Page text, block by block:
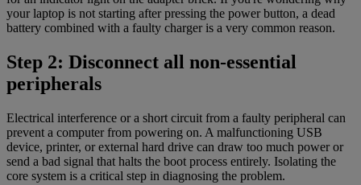
your laptop is not starting after pressing the power button, a dead
battery combined with a faulty charger is a very common reason.
Step 2: Disconnect all non-essential
peripherals
Electrical interference or a short circuit from a faulty peripheral can
prevent a computer from powering on. A malfunctioning USB
device, printer, or external hard drive can draw too much power or
send a bad signal that halts the boot process entirely. Isolating the
core system is a critical step in diagnosing the problem.